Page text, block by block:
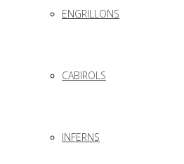
ENGRILLONS
CABIROLS
INFERNS